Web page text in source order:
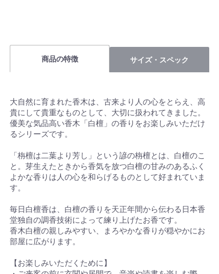
商品の特徴 サイズ・スペック
大自然に育まれた香木は、古来より人の心をとらえ、高
貴にして貴重なものとして、大切に扱われてきました。
優美な気品高い香木「白檀」の香りをお楽しみいただけ
るシリーズです。
「栴檀は二葉より芳し」という諺の栴檀とは、白檀のこ
と。芽生えたときから香気を放つ白檀の甘みのあるふく
よかな香りは人の心を和らげるものとして好まれていま
す。
毎日白檀香は、白檀の香りを天正年間から伝わる日本香
堂独自の調香技術によって練り上げたお香です。
香木白檀の親しみやすい、まろやかな香りが穏やかにお
部屋に広がります。
【お楽しみいただくために】